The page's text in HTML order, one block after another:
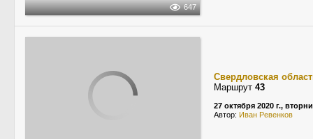
647
Свердловская
Маршрут 43
27 октября 2020 г.,
Автор: Иван Ревенков